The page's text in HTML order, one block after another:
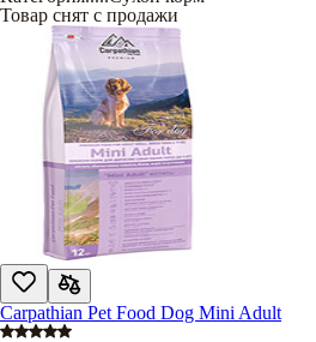
Товар снят с продажи
Carpathian Pet Food Dog Mini Adult